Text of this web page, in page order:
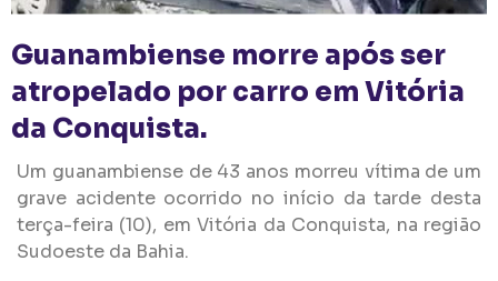
Guanambiense morre após ser
atropelado por carro em Vitória
da Conquista.
Um guanambiense de 43 anos morreu vítima de um
grave acidente ocorrido no início da tarde desta
terça-feira (10), em Vitória da Conquista, na região
Sudoeste da Bahia.